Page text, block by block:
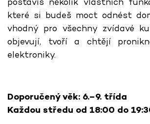
které si budeš moct odnést
vhodný pro všechny zvídavé
objevují, tvoří a chtějí
elektroniky.
Doporučený věk: 6.–9. třída
Každou středu od 18:00 do